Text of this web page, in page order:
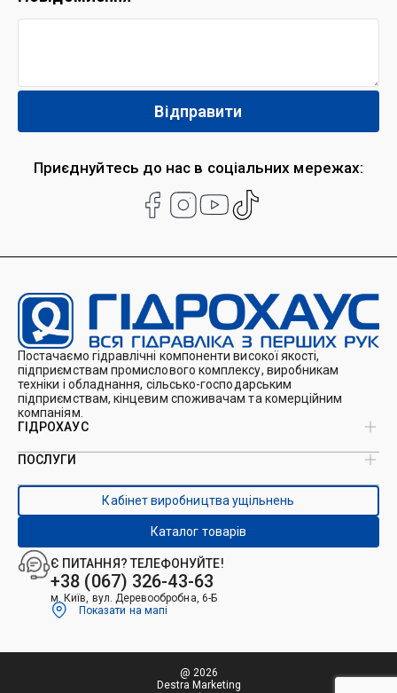
Приєднуйтесь до нас в соціальних мережах:
Постачаємо гідравлічні компоненти високої якості,
підприємствам промислового комплексу, виробникам
техніки і обладнання, сільсько-господарським
підприємствам, кінцевим споживачам та комерційним
компаніям.
Є ПИТАННЯ? ТЕЛЕФОНУЙТЕ!
+38 (067) 326-43-63
м. Київ, вул. Деревообробна, 6-Б
Показати на мапі
ГІДРОХАУС
Про нас
Каталоги
Контакти
ПОСЛУГИ
Виробництво ущільнень
Виробництво гідроциліндрів
Ремонт гідроциліндрів
Ремонт і виготовлення РВТ
Ремонт техніки
Гідрофікація авто
Кабінет виробництва ущільнень
Каталог товарів
@ 2026
Destra Marketing